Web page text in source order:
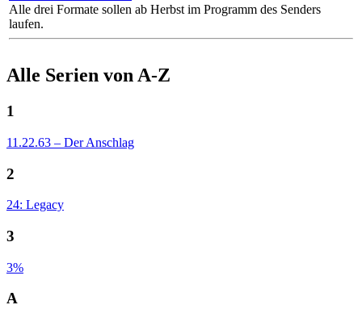
Alle drei Formate sollen ab Herbst im Programm des Senders
laufen.
Alle Serien von A-Z
1
11.22.63 – Der Anschlag
2
24: Legacy
3
3%
A